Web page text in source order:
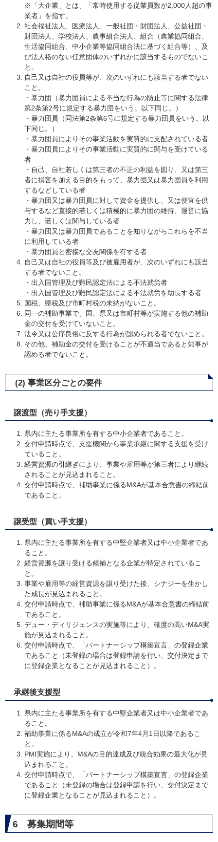
※「大企業」とは、「常時使用する従業員数が2,000人超の事
業者」を指す。
社会福祉法人、医療法人、一般社団・財団法人、公益社団・
財団法人、学校法人、農事組合法人、組合（農業協同組合、
生活協同組合、中小企業等協同組合法に基づく組合等）、及
び法人格のない任意団体のいずれかに該当するものでないこ
と。
自己又は自社の役員等が、次のいずれにも該当する者でない
こと。
・暴力団（暴力団員による不当な行為の防止等に関する法律
第2条第2号に規定する暴力団をいう。以下同じ。）
・暴力団員（同法第2条第6号に規定する暴力団員をいう。以
下同じ。）
・暴力団員によりその事業活動を実質的に支配されている者
・暴力団員によりその事業活動に実質的に関与を受けている
者
・自己、自社若しくは第三者の不正の利益を図り、又は第三
者に損害を加える目的をもって、暴力団又は暴力団員を利用
するなどしている者
・暴力団又は暴力団員に対して資金を提供し、又は便宜を供
与するなど直接的若しくは積極的に暴力団の維持、運営に協
力し、若しくは関与している者
・暴力団又は暴力団員であることを知りながらこれらを不当
に利用している者
・暴力団員と密接な交友関係を有する者
自己又は自社の役員等及び被雇用者が、次のいずれにも該当
する者でないこと。
・出入国管理及び難民認定法による不法就労者
・出入国管理及び難民認定法による不法就労を助長する者​
国税、県税及び市町村税の未納がないこと。
同一の補助事業で、国、県又は市町村等が実施する他の補助
金の交付を受けていないこと。
法令又は公序良俗に反する行為が認められる者でないこと。
その他、補助金の交付を受けることが不適当であると知事が
認める者でないこと。
(2) 事業区分ごとの要件
譲渡型（売り手支援）
県内に主たる事業所を有する中小企業者であること。
交付申請時点で、支援機関から事業承継に関する支援を受け
ていること。
経営資源の引継ぎにより、事業や雇用等が第三者により継続
されることが見込まれること。
交付申請時点で、補助事業に係るM&Aが基本合意書の締結前
であること。
譲受型（買い手支援）
県内に主たる事業所を有する中堅企業者又は中小企業者であ
ること。
経営資源を譲り受ける候補となる企業が特定されているこ
と。
事業や雇用等の経営資源を譲り受けた後、シナジーを生かし
た成長が見込まれること。
交付申請時点で、補助事業に係るM&Aが基本合意書の締結前
であること。
デュー・ディリジェンスの実施等により、確度の高いM&A実
施が見込まれること。
交付申請時点で、「パートナーシップ構築宣言」の登録企業
であること（未登録の場合は登録申請を行い、交付決定まで
に登録企業となることが見込まれること）。
​承継後支援型
県内に主たる事業所を有する中堅企業者又は中小企業者であ
ること。
補助事業に係るM&Aの成立が令和7年4月1日以降であるこ
と。
PMI実施により、M&Aの目的達成及び統合効果の最大化が見
込まれること。
交付申請時点で、「パートナーシップ構築宣言」の登録企業
であること（未登録の場合は登録申請を行い、交付決定まで
に登録企業となることが見込まれること）。
6 募集期間等